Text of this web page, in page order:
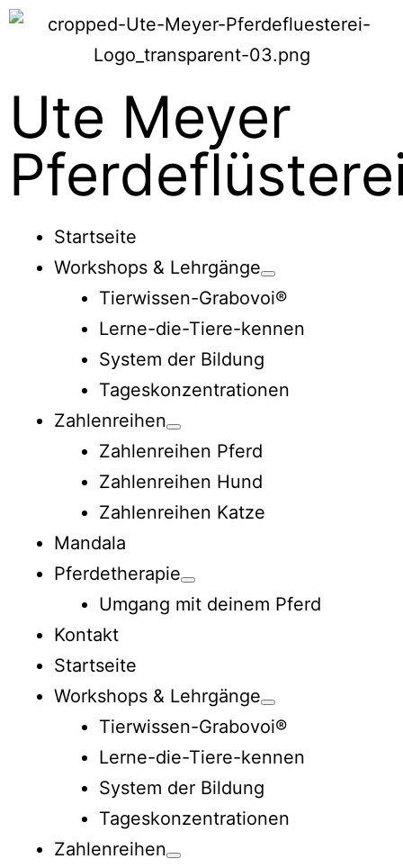
Ute Meyer
Startseite
Workshops & Lehrgänge
Tierwissen-Grabovoi®
Lerne-die-Tiere-kennen
System der Bildung
Tageskonzentrationen
Zahlenreihen
Zahlenreihen Pferd
Zahlenreihen Hund
Zahlenreihen Katze
Mandala
Pferdetherapie
Umgang mit deinem Pferd
Kontakt
Startseite
Workshops & Lehrgänge
Tierwissen-Grabovoi®
Lerne-die-Tiere-kennen
System der Bildung
Tageskonzentrationen
Zahlenreihen